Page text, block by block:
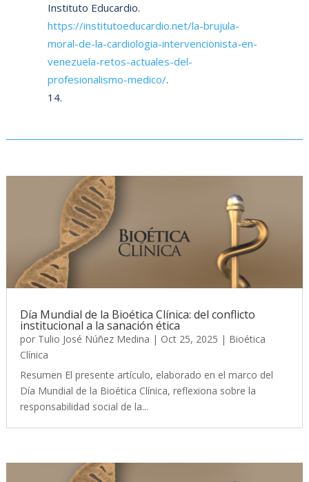
Instituto Educardio.
https://institutoeducardio.net/la-brujula-
moral-de-la-cardiologia-intervencionista-en-
venezuela-retos-actuales-del-
profesionalismo-medico/.
Día Mundial de la Bioética Clínica: del conflicto
institucional a la sanación ética
por Tulio José Núñez Medina | Oct 25, 2025 | Bioética
Clínica
Resumen El presente artículo, elaborado en el marco del
Día Mundial de la Bioética Clínica, reflexiona sobre la
responsabilidad social de la...